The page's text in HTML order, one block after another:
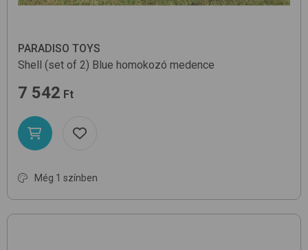
PARADISO TOYS
Shell (set of 2) Blue homokozó medence
7 542 Ft
Még 1 színben